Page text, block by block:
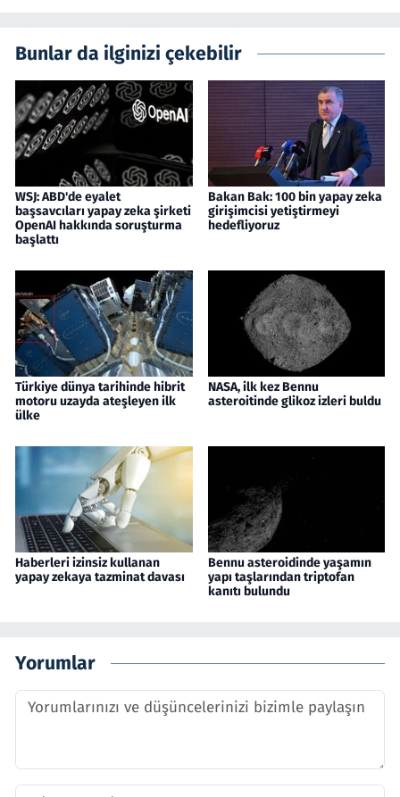
Bunlar da ilginizi çekebilir
WSJ: ABD'de eyalet
başsavcıları yapay zeka şirketi
OpenAI hakkında soruşturma
başlattı
Bakan Bak: 100 bin yapay zeka
girişimcisi yetiştirmeyi
hedefliyoruz
Türkiye dünya tarihinde hibrit
motoru uzayda ateşleyen ilk
ülke
NASA, ilk kez Bennu
asteroitinde glikoz izleri buldu
Haberleri izinsiz kullanan
yapay zekaya tazminat davası
Bennu asteroidinde yaşamın
yapı taşlarından triptofan
kanıtı bulundu
Yorumlar